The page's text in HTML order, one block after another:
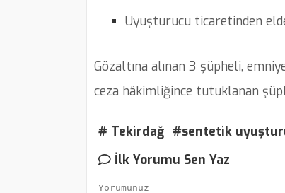
Uyuşturucu ticaretinden
Gözaltına alınan 3 şüpheli,
ceza hâkimliğince tutuklanan
# Tekirdağ #sentetik
İlk Yorumu Sen Yaz